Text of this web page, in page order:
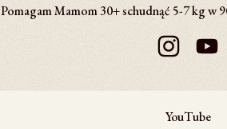
Pomagam Mamom 30+ schudnąć 5-7 kg w
YouTube